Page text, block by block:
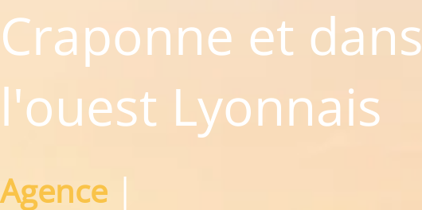
Craponne et dans
l'ouest Lyonnais
Agence web Crap